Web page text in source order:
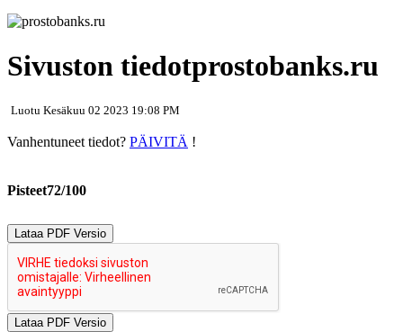
Sivuston tiedotprostobanks.ru
Luotu Kesäkuu 02 2023 19:08 PM
Vanhentuneet tiedot? PÄIVITÄ !
Pisteet72/100
Lataa PDF Versio